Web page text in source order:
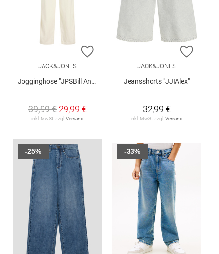
ZUR WUNSCHLISTE HINZUFÜGEN
JACK&JONES
Jogginghose "JPSBill Andros"
39,99 € 29,99 €
inkl. MwSt. zzgl. Versand
ZUR
JACK&JONES
Jeansshorts "JJIAlex"
32,99 €
inkl. MwSt. zzgl. Versand
-25% -33%